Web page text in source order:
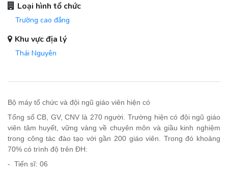
Loại hình tổ chức
Trường cao đẳng
Khu vực địa lý
Thái Nguyên
Bộ máy tổ chức và đội ngũ giáo viên hiện có
Tổng số CB, GV, CNV là 270 người. Trường hiện có đội ngũ giáo
viên tâm huyết, vững vàng về chuyên môn và giầu kinh nghiệm
trong công tác đào tạo với gần 200 giáo viên. Trong đó khoảng
70% có trình độ trên ĐH:
- Tiến sĩ: 06